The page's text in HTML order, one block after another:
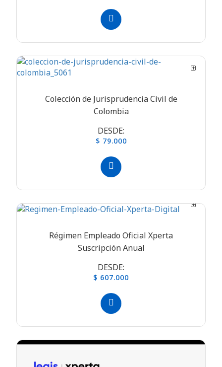
Colección de Jurisprudencia Civil de
Colombia
DESDE:
$ 79.000
Régimen Empleado Oficial Xperta
Suscripción Anual
DESDE:
$ 607.000